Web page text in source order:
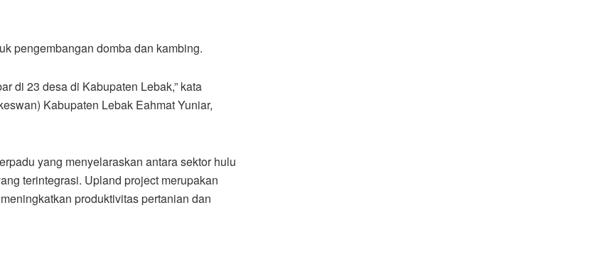
pengembangan domba dan kambing.
di 23 desa di Kabupaten Lebak,” kata
Kabupaten Lebak Eahmat Yuniar,
yang menyelaraskan antara sektor hulu
terintegrasi. Upland project merupakan
produktivitas pertanian dan